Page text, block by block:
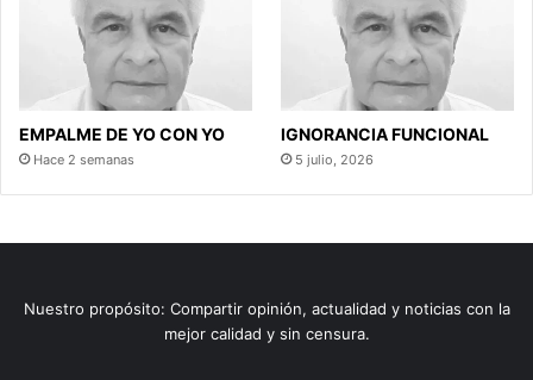
EMPALME DE YO CON YO
Hace 2 semanas
IGNORANCIA FUNCIONAL
5 julio, 2026
Nuestro propósito: Compartir opinión, actualidad y noticias con la
mejor calidad y sin censura.